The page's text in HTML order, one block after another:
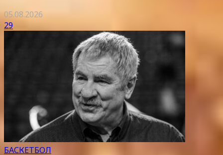
05.08.2026
29
БАСКЕТБОЛ